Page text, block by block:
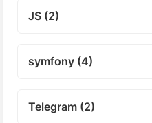
JS (2)
symfony (4)
Telegram (2)